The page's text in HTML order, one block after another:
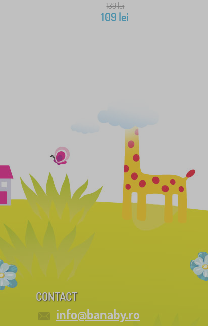
139lei
109 lei
CONTACT
info@banaby.ro